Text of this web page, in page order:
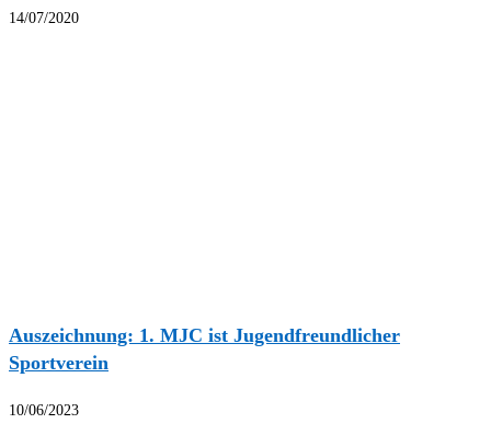
14/07/2020
Auszeichnung: 1. MJC ist Jugendfreundlicher
Sportverein
10/06/2023